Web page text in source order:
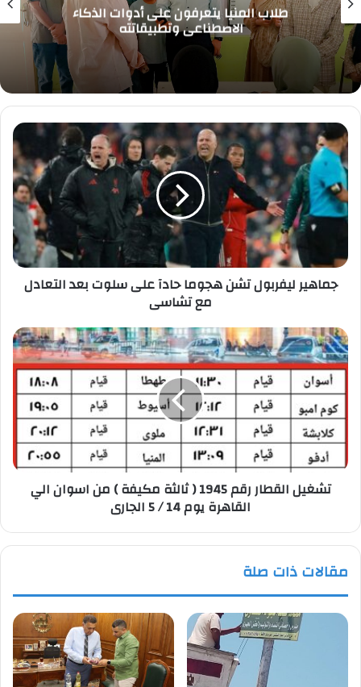
طلاب المنيا يتعرفون على أدوات الذكاء
الاصطناعي وتطبيقاتته
جماهير
ليفربول
تشن
هجوما
حادآ
على
التعادل
معجماهير ليفربول تشن هجوما حادآ على سلوت بعد التعادل
مع تشاسى
تشغيل
القطار
رقم
1945
ثالثة
مكيفة
من
اسوان
/
تشغيل القطار رقم 1945 ( ثالثة مكيفة ) من اسوان الي
القاهرة يوم 14 / 5 الجارى
مقالات ذات صلة